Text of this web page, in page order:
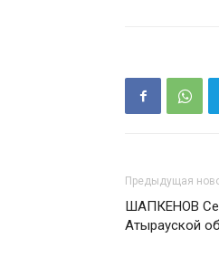
Предыдущая
ШАПКЕНОВ
Атырауской